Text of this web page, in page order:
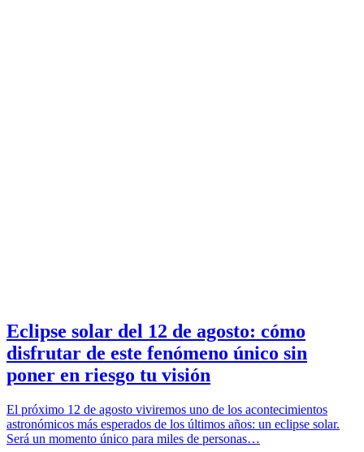
Eclipse solar del 12 de agosto: cómo
disfrutar de este fenómeno único sin
poner en riesgo tu visión
El próximo 12 de agosto viviremos uno de los acontecimientos
astronómicos más esperados de los últimos años: un eclipse solar.
Será un momento único para miles de personas…